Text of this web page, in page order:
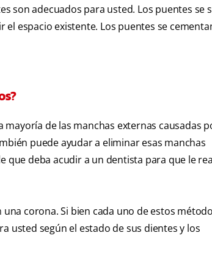
son adecuados para usted. Los puentes se
espacio existente. Los puentes se
de las manchas externas causadas
puede ayudar a eliminar esas manchas
que deba acudir a un dentista para que le
corona. Si bien cada uno de estos
usted según el estado de sus dientes y los